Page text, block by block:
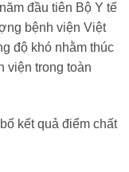
đầu tiên Bộ Y tế
bệnh viện Việt
độ khó nhằm thúc
viện trong toàn
kết quả điểm chất